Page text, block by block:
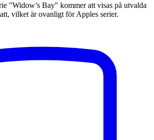
"Widow’s Bay" kommer att visas på utvalda
vilket är ovanligt för Apples serier.